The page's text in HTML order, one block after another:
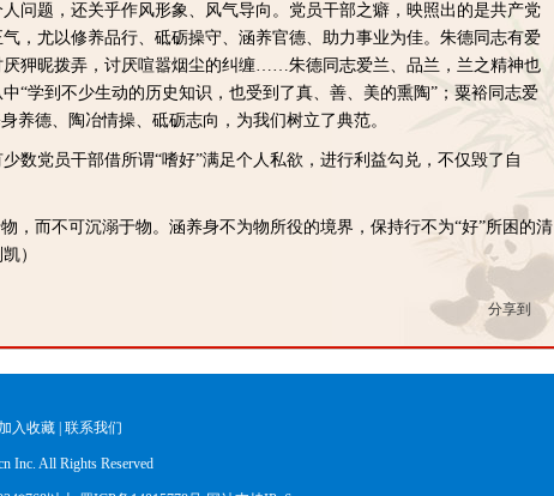
题，还关乎作风形象、风气导向。党员干部之癖，映照出的是共产党
，尤以修养品行、砥砺操守、涵养官德、助力事业为佳。朱德同志有爱
狎昵拨弄，讨厌喧嚣烟尘的纠缠……朱德同志爱兰、品兰，兰之精神也
“学到不少生动的历史知识，也受到了真、善、美的熏陶”；粟裕同志爱
德、陶冶情操、砥砺志向，为我们树立了典范。
党员干部借所谓“嗜好”满足个人私欲，进行利益勾兑，不仅毁了自
而不可沉溺于物。涵养身不为物所役的境界，保持行不为“好”所困的清
）
分享到
入收藏 联系我们
Inc. All Rights Reserved